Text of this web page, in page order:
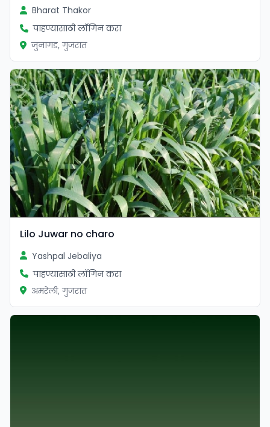
Bharat Thakor
पाहण्यासाठी लॉगिन करा
जुनागड, गुजरात
Lilo Juwar no charo
Yashpal Jebaliya
पाहण्यासाठी लॉगिन करा
अमरेली, गुजरात